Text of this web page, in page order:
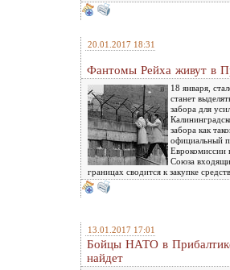
20.01.2017 18:31
Фантомы Рейха живут в
18 января,
станет
забора для
забора как
официальный
Еврокомиссии
Союза
границах сводится к закупке
13.01.2017 17:01
Бойцы НАТО в
найдет